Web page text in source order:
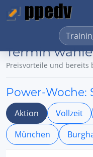
Termin
Preisvorteile und bereits
Power-Woche:
Aktion Vollzeit
München